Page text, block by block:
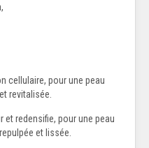
cellulaire, pour une peau
revitalisée.
et redensifie, pour une peau
et lissée.